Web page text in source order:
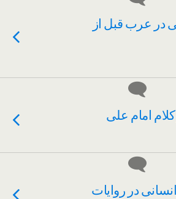
در عرب قبل از
امام علی
در روایات